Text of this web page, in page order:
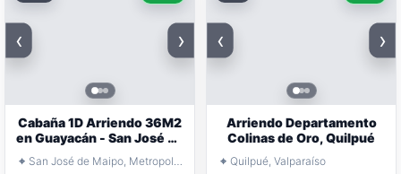
‹ ›
Cabaña 1D Arriendo 36M2
en Guayacán - San José de
⌖ San José de Maipo, Metropolitana Santiago
‹ ›
Arriendo Departamento
Colinas de Oro, Quilpué
⌖ Quilpué, Valparaíso